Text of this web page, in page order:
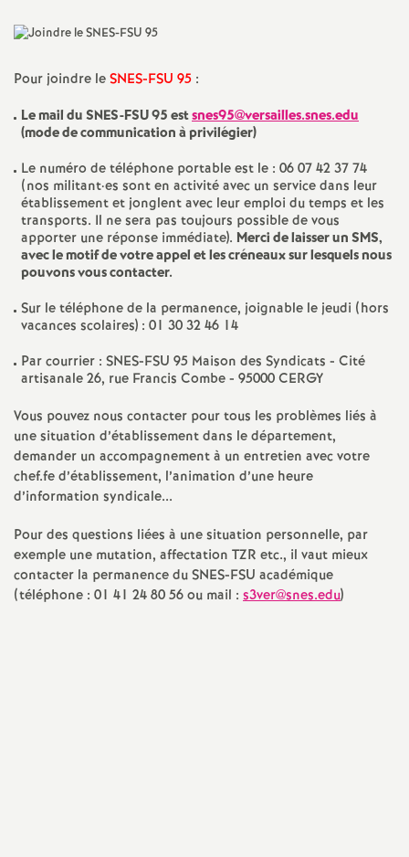
t
i
o
n
a
l
d
e
E
n
Pour joindre leSNES-FSU 95 :
Le mail du SNES-FSU 95 estsnes95@versailles.snes.edu
(mode de communication à privilégier)
Le numéro de téléphone portable est le : 06 07 42 37 74
(nos militant·es sont en activité avec un service dans leur
établissement et jonglent avec leur emploi du temps et les
transports. Il ne sera pas toujours possible de vous
apporter une réponse immédiate). Merci de laisser un SMS,
avec le motif de votre appel et les créneaux sur lesquels nous
pouvons vous contacter.
Sur le téléphone de la permanence, joignable le jeudi (hors
vacances scolaires) : 01 30 32 46 14
Par courrier : SNES-FSU 95 Maison des Syndicats - Cité
artisanale 26, rue Francis Combe - 95000 CERGY
Vous pouvez nous contacter pour tous les problèmes liés à
une situation d’établissement dans le département,
demander un accompagnement à un entretien avec votre
chef.fe d’établissement, l’animation d’une heure
d’information syndicale...
Pour des questions liées à une situation personnelle, par
exemple une mutation, affectation TZR etc., il vaut mieux
contacter la permanence du SNES-FSU académique
(téléphone : 01 41 24 80 56 ou mail : s3ver@snes.edu)